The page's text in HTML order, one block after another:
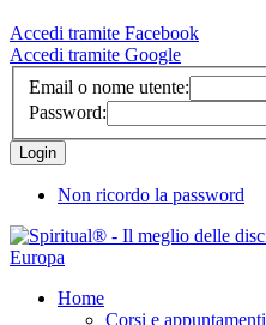
Accedi tramite Facebook
Accedi tramite Google
Email o nome utente:
Password:
Non ricordo la password
Home
Corsi e appuntamenti